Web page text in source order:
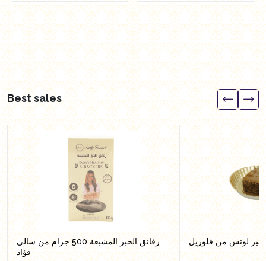
Best sales
رقائق الخبز المشبعة 500 جرام من سالي
فؤاد
لوتس من فلوريل